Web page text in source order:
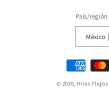
País/región
Formas
de
pago
© 2026, Hilos Flojos